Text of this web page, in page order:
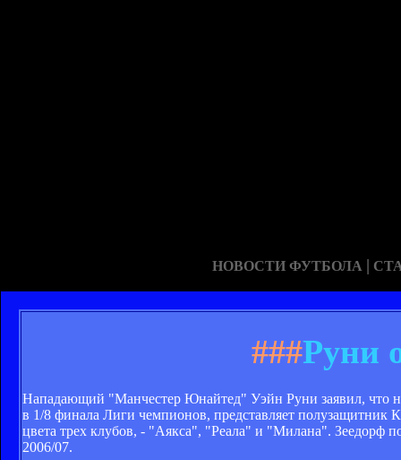
НОВОСТИ ФУТБОЛА |
###Руни
Нападающий "Манчестер Юнайтед" Уэйн Руни заявил, что
в 1/8 финала Лиги чемпионов, представляет полузащитник
цвета трех клубов, - "Аякса", "Реала" и "Милана". Зеедорф
2006/07.